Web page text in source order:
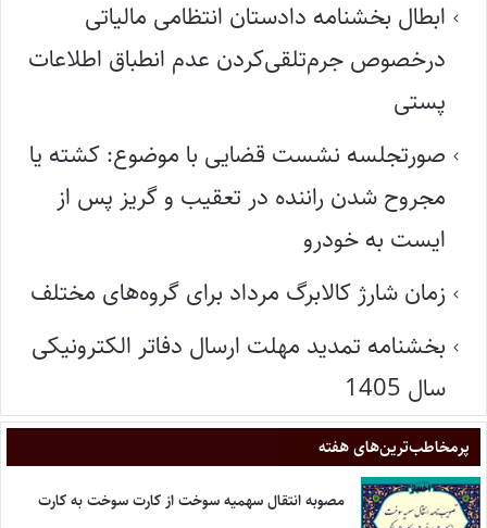
ابطال بخشنامه دادستان انتظامی مالیاتی
درخصوص جرم‌تلقی‌کردن عدم انطباق اطلاعات
پستی
صورتجلسه نشست قضایی با موضوع: کشته یا
مجروح شدن راننده در تعقیب و گریز پس از
ایست به خودرو
زمان شارژ کالابرگ مرداد برای گروه‌های مختلف
بخشنامه تمدید مهلت ارسال دفاتر الکترونیکی
سال 1405
پر‌مخاطب‌ترین‌های هفته
مصوبه انتقال سهمیه سوخت از کارت سوخت به کارت